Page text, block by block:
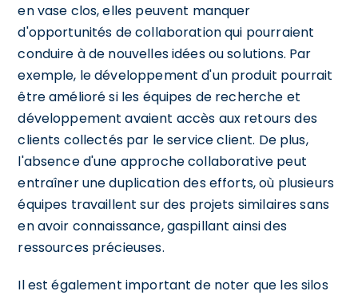
en vase clos, elles peuvent manquer
d'opportunités de collaboration qui pourraient
conduire à de nouvelles idées ou solutions. Par
exemple, le développement d'un produit pourrait
être amélioré si les équipes de recherche et
développement avaient accès aux retours des
clients collectés par le service client. De plus,
l'absence d'une approche collaborative peut
entraîner une duplication des efforts, où plusieurs
équipes travaillent sur des projets similaires sans
en avoir connaissance, gaspillant ainsi des
ressources précieuses.
Il est également important de noter que les silos